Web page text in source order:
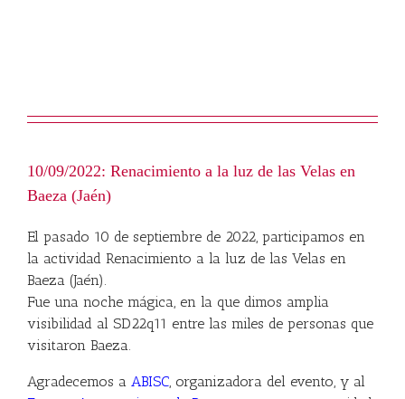
10/09/2022: Renacimiento a la luz de las Velas en
Baeza (Jaén)
El pasado 10 de septiembre de 2022, participamos en
la actividad Renacimiento a la luz de las Velas en
Baeza (Jaén).
Fue una noche mágica, en la que dimos amplia
visibilidad al SD22q11 entre las miles de personas que
visitaron Baeza.
Agradecemos a ABISC, organizadora del evento, y al